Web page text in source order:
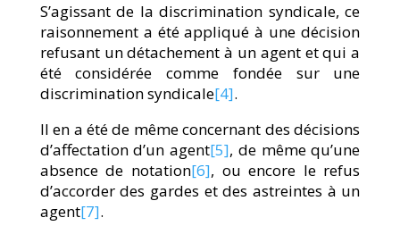
S’agissant de la discrimination syndicale, ce
raisonnement a été appliqué à une décision
refusant un détachement à un agent et qui a
été considérée comme fondée sur une
discrimination syndicale[4].
Il en a été de même concernant des décisions
d’affectation d’un agent[5], de même qu’une
absence de notation[6], ou encore le refus
d’accorder des gardes et des astreintes à un
agent[7].